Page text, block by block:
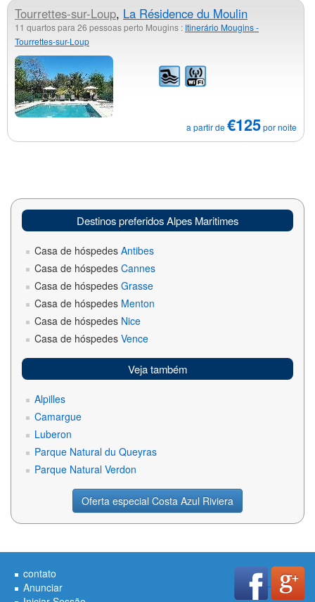
Tourrettes-sur-Loup, La Résidence du Moulin
11 quartos para 26 pessoas perto Mougins : Itinerário Mougins -
Tourrettes-sur-Loup
a partir de€125por noite
Destinos preferidos Alpes Maritimes
Casa de hóspedes Antibes
Casa de hóspedes Cannes
Casa de hóspedes Grasse
Casa de hóspedes Menton
Casa de hóspedes Nice
Casa de hóspedes Vence
Veja também
Alpilles
Camargue
Luberon
Parque Natural du Queyras
Parque Natural Verdon
Oferta especial Costa Azul Riviera
contato
Anunciar